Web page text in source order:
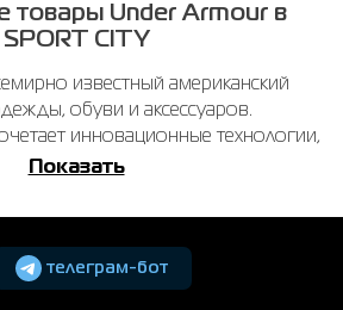
товары Under Armour в
SPORT CITY
известный американский
обуви и аксессуаров.
инновационные технологии,
дизайн, идеально подходя для
Armour в нашем
Показать
телеграм-бот